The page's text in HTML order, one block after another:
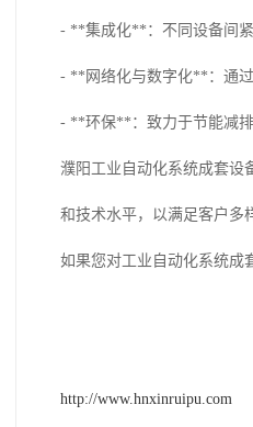
- **集成化**：不同设备间
- **网络化与数字化**：通
- **环保**：致力于节能减
濮阳工业自动化系统成套设
和技术水平，以满足客户多
如果您对工业自动化系统成
http://www.hnxinruipu.com